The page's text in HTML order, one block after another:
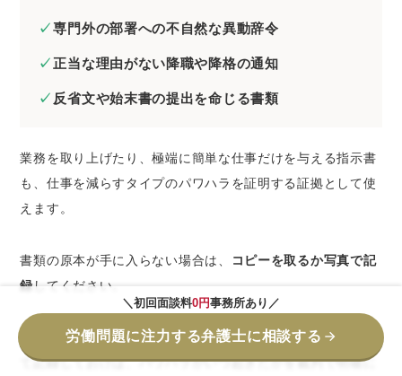
専門外の部署への不自然な異動辞令
正当な理由がない降職や降格の通知
反省文や始末書の提出を命じる書類
業務を取り上げたり、極端に簡単な仕事だけを与える指示書
も、仕事を減らすタイプのパワハラを証明する証拠として使
えます。
書類の原本が手に入らない場合は、
コピーを取るか写真で記
録してください。
いつ発令されたか、どんな内容だったかを業務日誌とあわせ
て記録しておけば、パワハラがいつ起きたかを裁判で明確に
＼初回面談料0円事務所あり／
労働問題に注力する弁護士に相談する